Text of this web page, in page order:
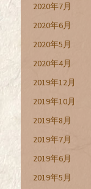
2020年7月
2020年6月
2020年5月
2020年4月
2019年12月
2019年10月
2019年8月
2019年7月
2019年6月
2019年5月